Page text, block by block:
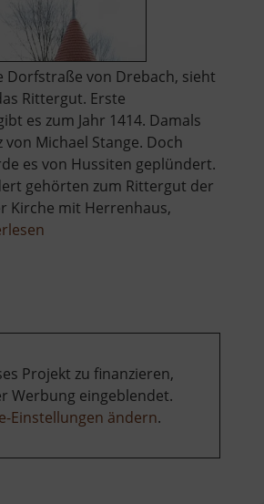
Dorfstraße von Drebach, sieht
Rittergut. Erste
es zum Jahr 1414. Damals
von Michael Stange. Doch
es von Hussiten geplündert.
gehörten zum Rittergut der
Kirche mit Herrenhaus,
Projekt zu finanzieren,
Werbung eingeblendet.
Einstellungen ändern.